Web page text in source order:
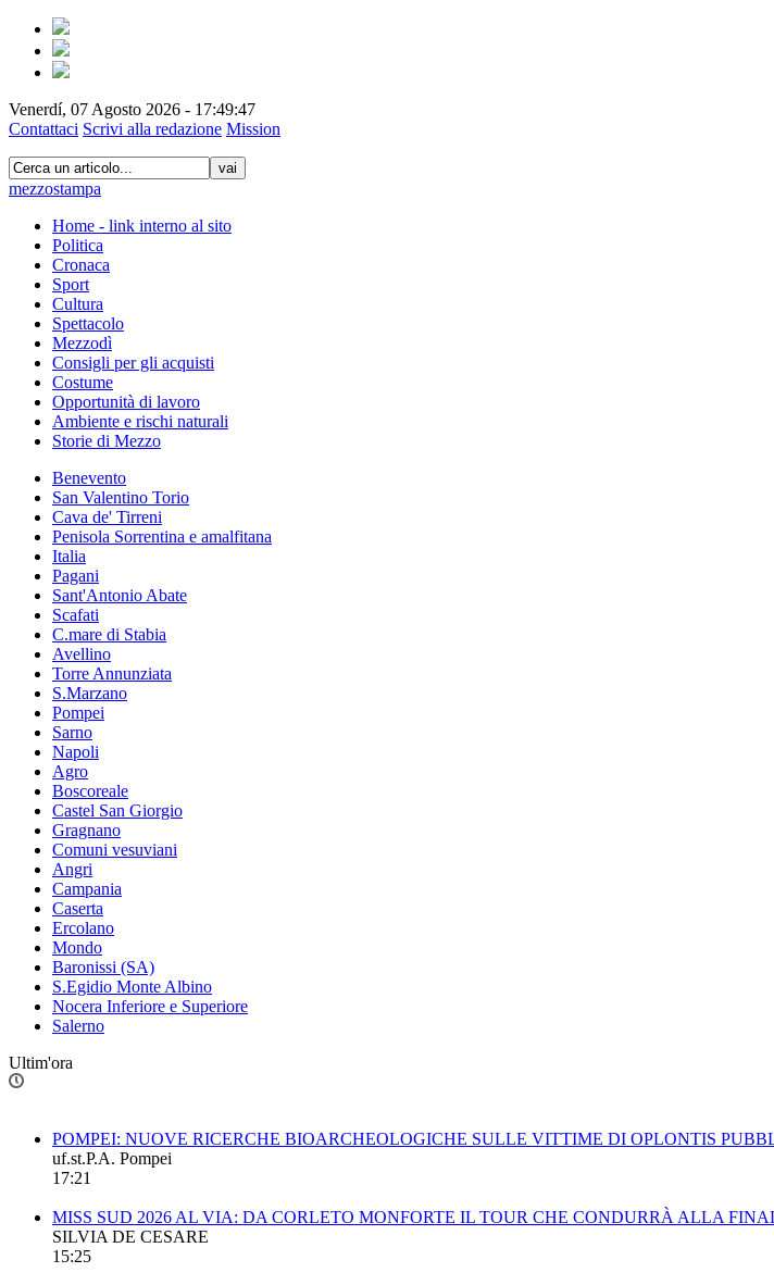
Venerdí, 07 Agosto 2026 - 17:49:48
Contattaci Scrivi alla redazione Mission
vai
mezzostampa
Home - link interno al sito
Politica
Cronaca
Sport
Cultura
Spettacolo
Mezzodì
Consigli per gli acquisti
Costume
Opportunità di lavoro
Ambiente e rischi naturali
Storie di Mezzo
Benevento
San Valentino Torio
Cava de' Tirreni
Penisola Sorrentina e amalfitana
Italia
Pagani
Sant'Antonio Abate
Scafati
C.mare di Stabia
Avellino
Torre Annunziata
S.Marzano
Pompei
Sarno
Napoli
Agro
Boscoreale
Castel San Giorgio
Gragnano
Comuni vesuviani
Angri
Campania
Caserta
Ercolano
Mondo
Baronissi (SA)
S.Egidio Monte Albino
Nocera Inferiore e Superiore
Salerno
Ultim'ora
POMPEI: NUOVE RICERCHE BIOARCHEOLOGICHE SULLE VITTIME DI OPLONTIS
uf.st.P.A. Pompei
17:21
MISS SUD 2026 AL VIA: DA CORLETO MONFORTE IL TOUR CHE CONDURRÀ ALLA
SILVIA DE CESARE
15:25